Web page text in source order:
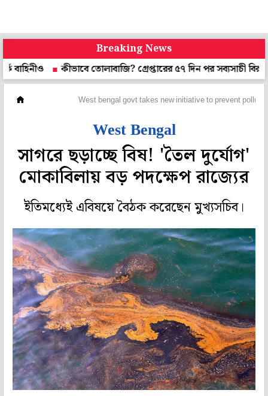
Breaking News
কীভাবে তোলাবাজি? গ্রেপ্তারের ৫৭ দিন পর সব্যসাচী বিরুদ্ধে
West bengal govt takes new initiative to prevent
West Bengal
সাগরে ছড়াচ্ছে বিষ! 'তৈল দুর্যোগ'
মোকাবিলায় বড় পদক্ষেপ রাজ্যের
ইতিমধ্যেই এবিষয়ে বৈঠক করেছেন মুখ্যসচিব।